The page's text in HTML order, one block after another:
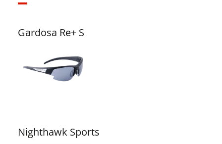
Gardosa Re+ S
Nighthawk Sports